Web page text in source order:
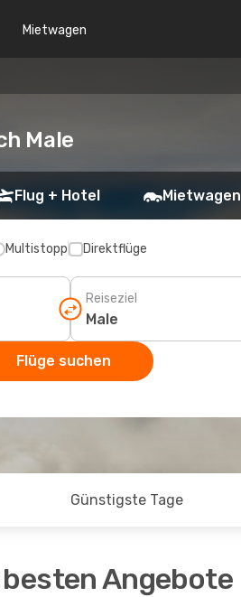
Mietwagen
Male
Flug + Hotel Mietwagen
Multistopp Direktflüge
Reiseziel
Flüge suchen
Günstigste Tage
Angebote